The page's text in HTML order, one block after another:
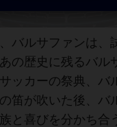
バルサファンは、
の歴史に残るバル
ッカーの祭典、バ
笛が吹いた後、バ
と喜びを分かち合